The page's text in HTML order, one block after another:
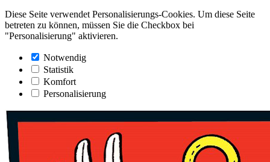
Diese Seite verwendet Personalisierungs-Cookies. Um diese Seite
betreten zu können, müssen Sie die Checkbox bei
"Personalisierung" aktivieren.
Notwendig
Statistik
Komfort
Personalisierung